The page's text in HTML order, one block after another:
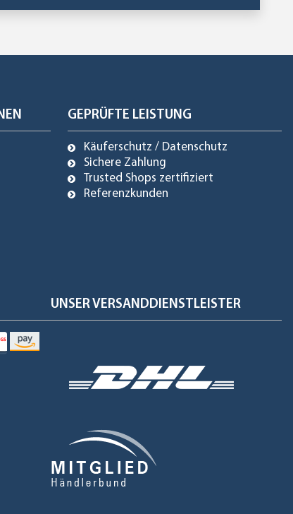
GEPRÜFTE LEISTUNG
Käuferschutz / Datenschutz
Sichere Zahlung
Trusted Shops zertifiziert
Referenzkunden
UNSER VERSANDDIENSTLEISTER